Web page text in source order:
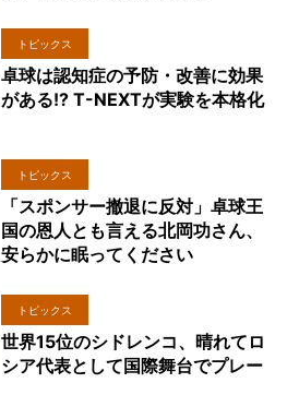
トピックス
卓球は認知症の予防・改善に効果
がある!? T-NEXTが実験を本格化
トピックス
「スポンサー撤退に反対」卓球王
国の恩人とも言える北岡功さん、
安らかに眠ってください
トピックス
世界15位のシドレンコ、晴れてロ
シア代表として国際舞台でプレー